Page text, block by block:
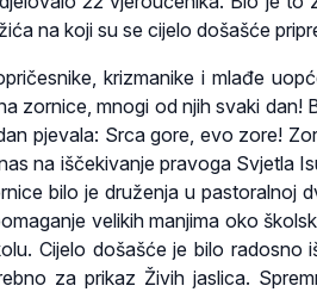
na koji su se cijelo došašće
krizmanike i mlađe
zornice, mnogi od njih svaki dan!
pjevala: Srca gore, evo zore!
na iščekivanje pravoga Svjetla
bilo je druženja u pastoralnoj
velikih manjima oko
Cijelo došašće je bilo radosno
za prikaz Živih jaslica.